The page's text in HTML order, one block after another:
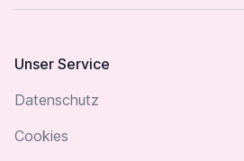
Unser Service
Datenschutz
Cookies